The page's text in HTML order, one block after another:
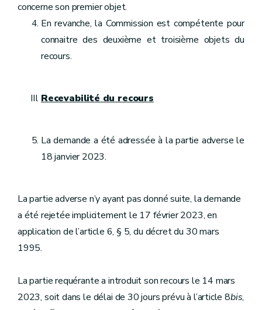
concerne son premier objet.
En revanche, la Commission est compétente pour
connaitre des deuxième et troisième objets du
recours.
Recevabilité du recours
La demande a été adressée à la partie adverse le
18 janvier 2023.
La partie adverse n’y ayant pas donné suite, la demande
a été rejetée implicitement le 17 février 2023, en
application de l’article 6, § 5, du décret du 30 mars
1995.
La partie requérante a introduit son recours le 14 mars
2023, soit dans le délai de 30 jours prévu à l’article 8bis,